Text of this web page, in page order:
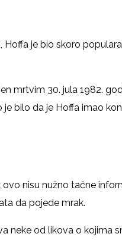
je bio skoro
mrtvim 30. jula 1982.
bilo da je Hoffa imao
nisu nužno tačne
da pojede mrak.
neke od likova o